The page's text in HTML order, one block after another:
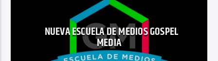
NUEVA ESCUELA DE MEDIOS GOSPEL
MEDIA